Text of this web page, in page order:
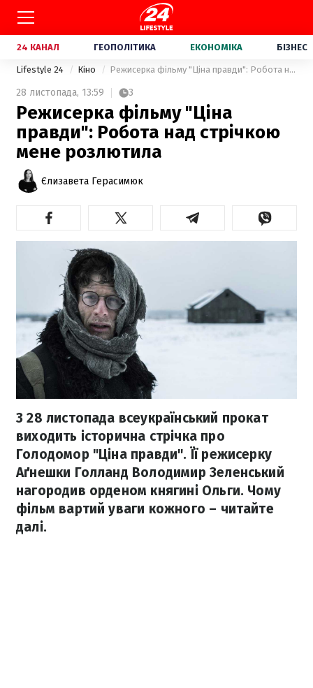
24 КАНАЛ ГЕОПОЛІТИКА ЕКОНОМІКА БІЗНЕС
Lifestyle 24 Кіно Режисерка фільму "Ціна правди": Робота над стрічкою мене розлютила
28 листопада, 13:59 3
Режисерка фільму "Ціна
правди": Робота над стрічкою
мене розлютила
Єлизавета Герасимюк
З 28 листопада всеукраїнський прокат
виходить історична стрічка про
Голодомор "Ціна правди". Її режисерку
Аґнешки Голланд Володимир Зеленський
нагородив орденом княгині Ольги. Чому
фільм вартий уваги кожного – читайте
далі.